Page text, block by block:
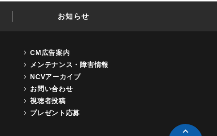
お知らせ
CM広告案内
メンテナンス・障害情報
NCVアーカイブ
お問い合わせ
視聴者投稿
プレゼント応募